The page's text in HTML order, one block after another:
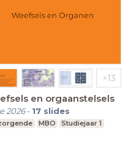
en orgaanstelsels
2026- 17 slides
MBO Studiejaar 1